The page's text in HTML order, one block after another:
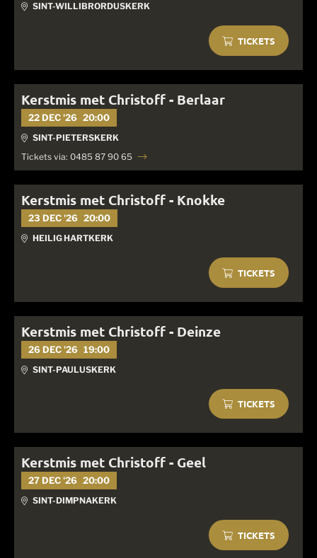
SINT-WILLIBRORDUSKERK
TICKETS
Kerstmis met Christoff - Berlaar
22 DEC '26 20:00
SINT-PIETERSKERK
Tickets via: 0485 87 90 65
Kerstmis met Christoff - Knokke
23 DEC '26 20:00
HEILIG HARTKERK
TICKETS
Kerstmis met Christoff - Deinze
26 DEC '26 19:00
SINT-PAULUSKERK
TICKETS
Kerstmis met Christoff - Geel
27 DEC '26 20:00
SINT-DIMPNAKERK
TICKETS